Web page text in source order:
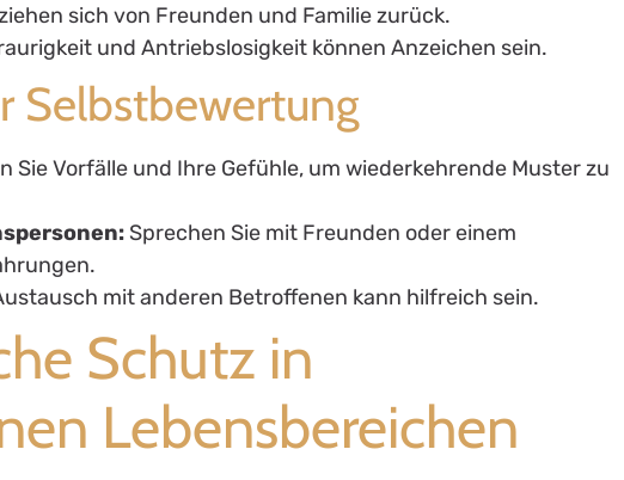
sich von Freunden und Familie zurück.
und Antriebslosigkeit können Anzeichen sein.
Selbstbewertung
Sie Vorfälle und Ihre Gefühle, um wiederkehrende Muster zu
Sprechen Sie mit Freunden oder einem
mit anderen Betroffenen kann hilfreich sein.
Schutz in
Lebensbereichen